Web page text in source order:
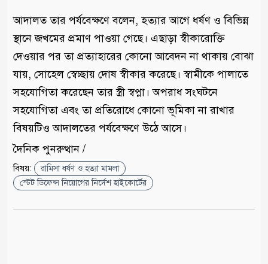
আদালত তার পর্যবেক্ষণে বলেন, হত্যার আগে ধর্ষণ ও বিভিন্ন
স্থানে জখমের প্রমাণ পাওয়া গেছে। এছাড়া স্বীকারোক্তি
দেওয়ার পর তা প্রত্যাহারের কোনো আবেদন না থাকায় বোঝা
যায়, সোহেল স্বেচ্ছায় দোষ স্বীকার করেছে। স্বামীকে পালাতে
সহযোগিতা করেছেন তার স্ত্রী স্বপ্না। অপরাধ সংঘটনে
সহযোগিতা এবং তা প্রতিরোধে কোনো ভূমিকা না রাখার
বিষয়টিও আদালতের পর্যবেক্ষণে উঠে আসে।
দৈনিক পুনরুত্থান /
বিষয়:
রামিসা ধর্ষণ ও হত্যা মামলা
স্টেট ডিফেন্স নিয়োগের নির্দেশ হাইকোর্টের